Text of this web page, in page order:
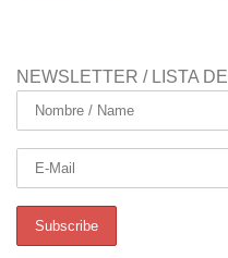
NEWSLETTER / LISTA